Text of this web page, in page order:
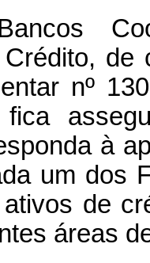
de
nº
fica
à
um dos
de
áreas